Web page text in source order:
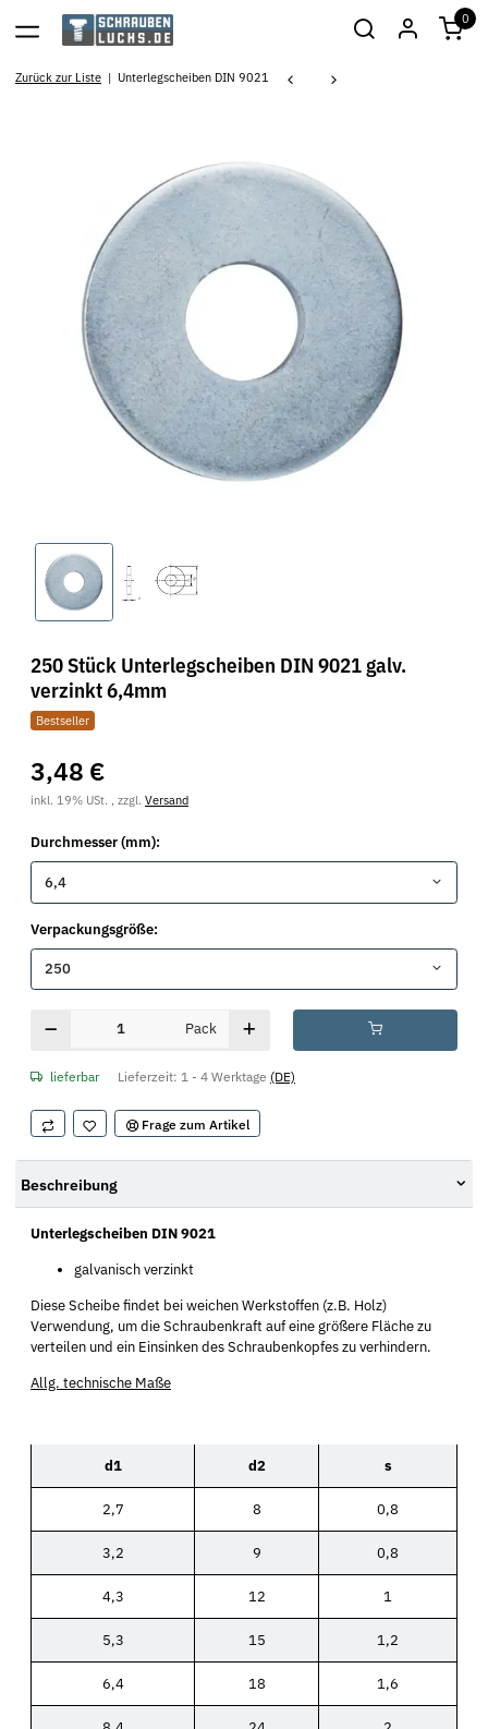
0
Zurück zur Liste Unterlegscheiben DIN 9021
250 Stück Unterlegscheiben DIN 9021 galv.
verzinkt 6,4mm
Bestseller
3,48 €
inkl. 19% USt. , zzgl. Versand
Durchmesser (mm):
6,4
Verpackungsgröße:
250
Pack
lieferbar Lieferzeit: 1 - 4 Werktage (DE)
Frage zum Artikel
Beschreibung
Unterlegscheiben DIN 9021
galvanisch verzinkt
Diese Scheibe findet bei weichen Werkstoffen (z.B. Holz)
Verwendung, um die Schraubenkraft auf eine größere Fläche zu
verteilen und ein Einsinken des Schraubenkopfes zu verhindern.
Allg. technische Maße
d1 d2 s
2,7 8 0,8
3,2 9 0,8
4,3 12 1
5,3 15 1,2
6,4 18 1,6